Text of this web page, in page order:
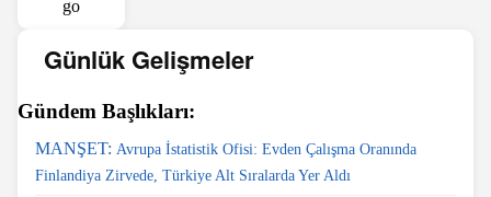
Günlük Gelişmeler
Gündem Başlıkları:
MANŞET: Avrupa İstatistik Ofisi: Evden Çalışma Oranında
Finlandiya Zirvede, Türkiye Alt Sıralarda Yer Aldı